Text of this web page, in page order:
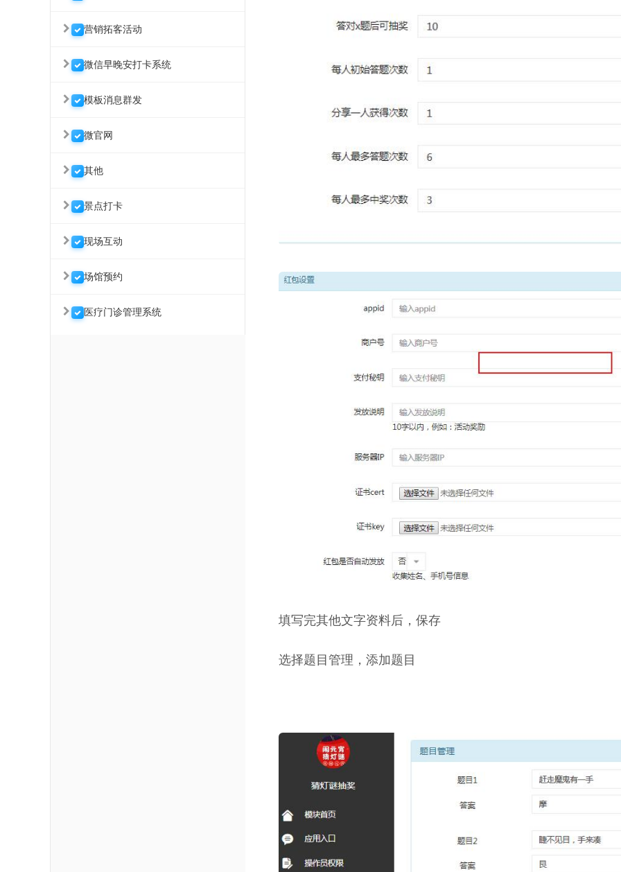
营销拓客活动
微信早晚安打卡系统
模板消息群发
微官网
其他
景点打卡
现场互动
场馆预约
医疗门诊管理系统
填写完其他文字资料后，保存
选择题目管理，添加题目